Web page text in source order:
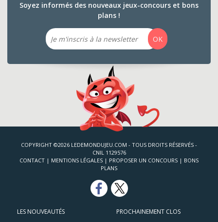
Soyez informés des nouveaux jeux-concours et bons
plans !
Email
OK
COPYRIGHT ©2026 LEDEMONDUJEU.COM - TOUS DROITS RÉSERVÉS -
CNIL 1129576
CONTACT | MENTIONS LÉGALES | PROPOSER UN CONCOURS | BONS
PLANS
LES NOUVEAUTÉS PROCHAINEMENT CLOS